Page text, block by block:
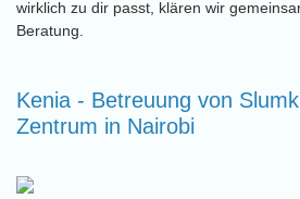
wirklich zu dir passt, klären wir
Beratung.
Kenia - Betreuung von
Zentrum in Nairobi